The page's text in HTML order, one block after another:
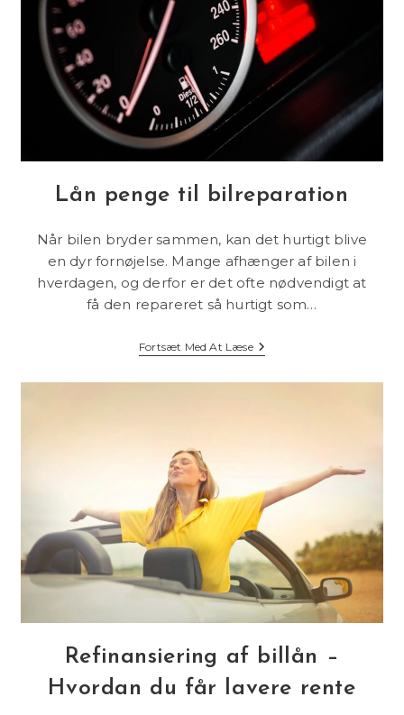
Lån penge til bilreparation
Når bilen bryder sammen, kan det hurtigt blive
en dyr fornøjelse. Mange afhænger af bilen i
hverdagen, og derfor er det ofte nødvendigt at
få den repareret så hurtigt som…
Fortsæt Med At LæseLån
Penge
Refinansiering af billån –
Hvordan du får lavere rente